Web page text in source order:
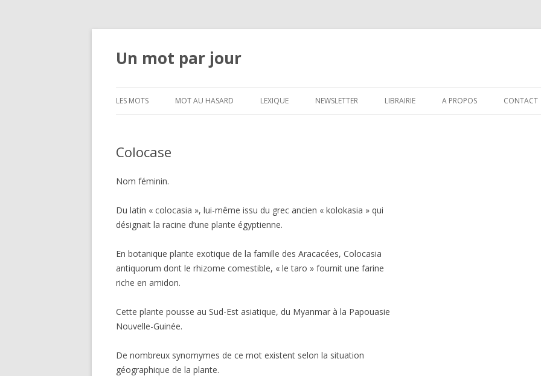
Un mot par jour
LES MOTS MOT AU HASARD LEXIQUE NEWSLETTER LIBRAIRIE A PROPOS CONTACT
Colocase
Nom féminin.
Du latin « colocasia », lui-même issu du grec ancien « kolokasia » qui
désignait la racine d’une plante égyptienne.
En botanique plante exotique de la famille des Aracacées, Colocasia
antiquorum dont le rhizome comestible, « le taro » fournit une farine
riche en amidon.
Cette plante pousse au Sud-Est asiatique, du Myanmar à la Papouasie
Nouvelle-Guinée.
De nombreux synomymes de ce mot existent selon la situation
géographique de la plante.